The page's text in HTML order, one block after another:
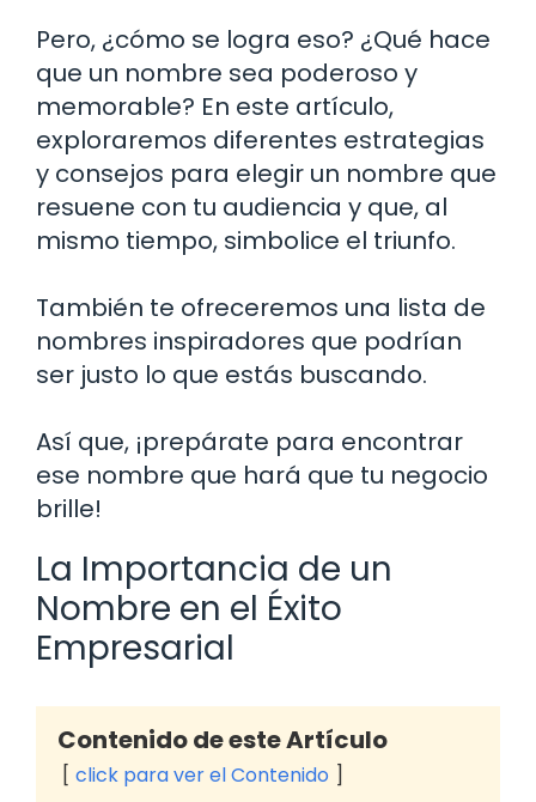
Pero, ¿cómo se logra eso? ¿Qué hace
que un nombre sea poderoso y
memorable? En este artículo,
exploraremos diferentes estrategias
y consejos para elegir un nombre que
resuene con tu audiencia y que, al
mismo tiempo, simbolice el triunfo.
También te ofreceremos una lista de
nombres inspiradores que podrían
ser justo lo que estás buscando.
Así que, ¡prepárate para encontrar
ese nombre que hará que tu negocio
brille!
La Importancia de un
Nombre en el Éxito
Empresarial
Contenido de este Artículo
click para ver el Contenido